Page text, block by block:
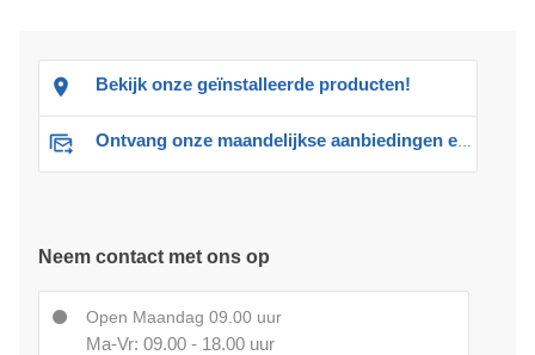
Bekijk onze geïnstalleerde producten!
Ontvang onze maandelijkse aanbiedingen en advies
Neem contact met ons op
Open Maandag 09.00 uur
Ma-Vr: 09.00 - 18.00 uur